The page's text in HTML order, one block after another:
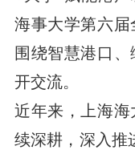
海事大学第六
围绕智慧港口
开交流。
近年来，上海
续深耕，深入推